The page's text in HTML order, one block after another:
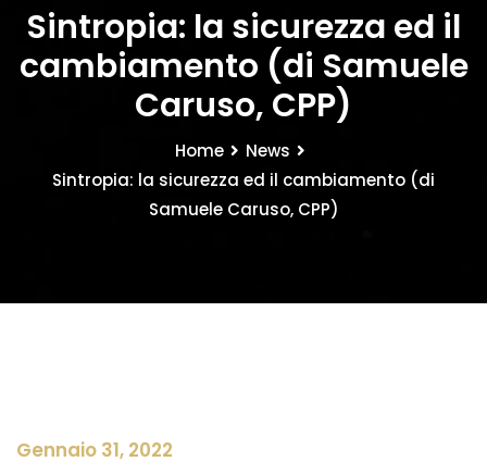
Sintropia: la sicurezza ed il
cambiamento (di Samuele
Caruso, CPP)
Home
News
Sintropia: la sicurezza ed il cambiamento (di
Samuele Caruso, CPP)
Gennaio 31, 2022